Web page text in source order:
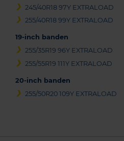
245/40R18 97Y EXTRALOAD
255/40R18 99Y EXTRALOAD
19-inch banden
255/35R19 96Y EXTRALOAD
255/55R19 111Y EXTRALOAD
20-inch banden
255/50R20 109Y EXTRALOAD